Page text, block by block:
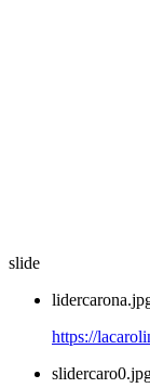
slide
https://